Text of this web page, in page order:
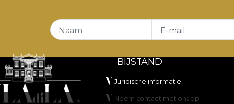
Naam E-mail
BIJSTAND
Juridische informatie
Neem contact met ons op